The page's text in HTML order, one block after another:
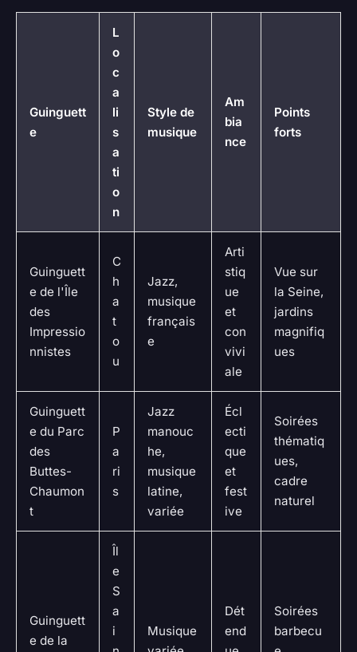
Guinguett
e
L
o
c
a
li
s
a
ti
o
n
Style de
musique
Am
bia
nce
Points
forts
Guinguett
e de l'Île
des
Impressio
nnistes
C
h
a
t
o
u
Jazz,
musique
français
e
Arti
stiq
ue
et
con
vivi
ale
Vue sur
la Seine,
jardins
magnifiq
ues
Guinguett
e du Parc
des
Buttes-
Chaumon
t
P
a
ri
s
Jazz
manouc
he,
musique
latine,
variée
Écl
ecti
que
et
fest
ive
Soirées
thématiq
ues,
cadre
naturel
Guinguett
e de la
Îl
e
S
a
i
Musique
Dét
end
Soirées
barbecu